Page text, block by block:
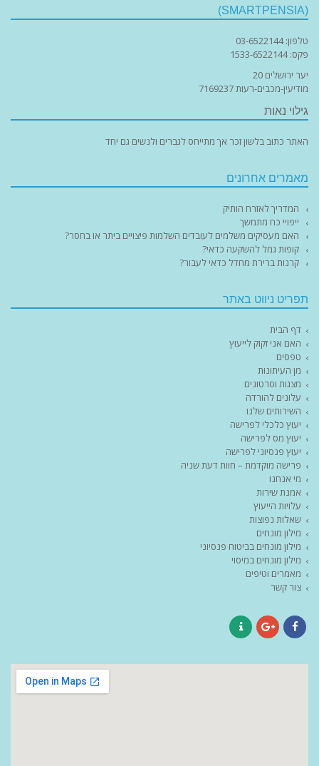
(SMARTPENSIA)
טלפון: 03-6522144
פקס: 1533-6522144
יער ירושלים 20
מודיעין-מכבים-רעות 7169237
גילוי נאות
האתר כתוב בלשון זכר אך מתייחס לגברים ולנשים גם יחד
מאמרים אחרונים
המדריך לאזרח הותיק
ייפויי כח מתמשך
האם מעסיקים משלמים לעובדים השלמות פיצויים ביתר או בחסר?
קופות גמל להשקעה כדאי?
קרנות ברירת מחדל כדאי לעבור?
תפריט ניווט באתר
דף הבית
האם אני זקוק לייעוץ
טפסים
מן העיתונות
מצגות וסרטונים
עלונים להורדה
השירותים שלנו
יעוץ כלכלי לפרישה
יעוץ מס לפרישה
יעוץ פנסיוני לפרישה
פרישה מוקדמת – חוות דעת שניה
מי אנחנו
אמנת שירות
עלויות הייעוץ
שאלות נפוצות
מילון מונחים
מילון מונחים בביטוח פנסיוני
מילון מונחים במיסוי
מאמרים וטיפים
צור קשר